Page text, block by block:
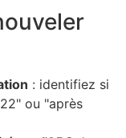
: identifiez si
ou "après